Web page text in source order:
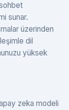
sunar.
üzerinden
dil
yüksek
zeka modeli